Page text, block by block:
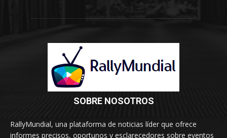
SOBRE NOSOTROS
RallyMundial, una plataforma de noticias líder que ofrece
informes precisos, oportunos y esclarecedores sobre eventos